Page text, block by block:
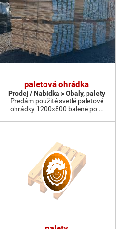
paletová ohrádka
Prodej / Nabídka > Obaly, palety
Predám použité svetlé paletové
ohrádky 1200x800 balené po …